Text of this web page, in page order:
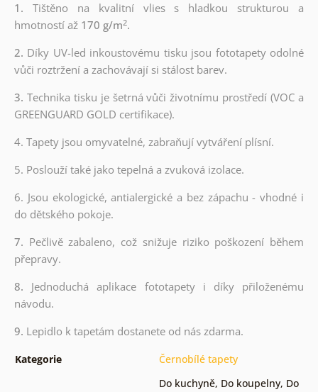
1. Tištěno na kvalitní vlies s hladkou strukturou a
hmotností až170 g/m2.
2. Díky UV-led inkoustovému tisku jsou fototapety odolné
vůči roztržení a zachovávají si stálost barev.
3. Technika tisku je šetrná vůči životnímu prostředí (VOC a
GREENGUARD GOLD certifikace).
4. Tapety jsou omyvatelné, zabraňují vytváření plísní.
5. Poslouží také jako tepelná a zvuková izolace.
6. Jsou ekologické, antialergické a bez zápachu - vhodné i
do dětského pokoje.
7. Pečlivě zabaleno, což snižuje riziko poškození během
přepravy.
8. Jednoduchá aplikace fototapety i díky přiloženému
návodu.
9. Lepidlo k tapetám dostanete od nás zdarma.
Kategorie Černobílé tapety
Do kuchyně, Do koupelny, Do